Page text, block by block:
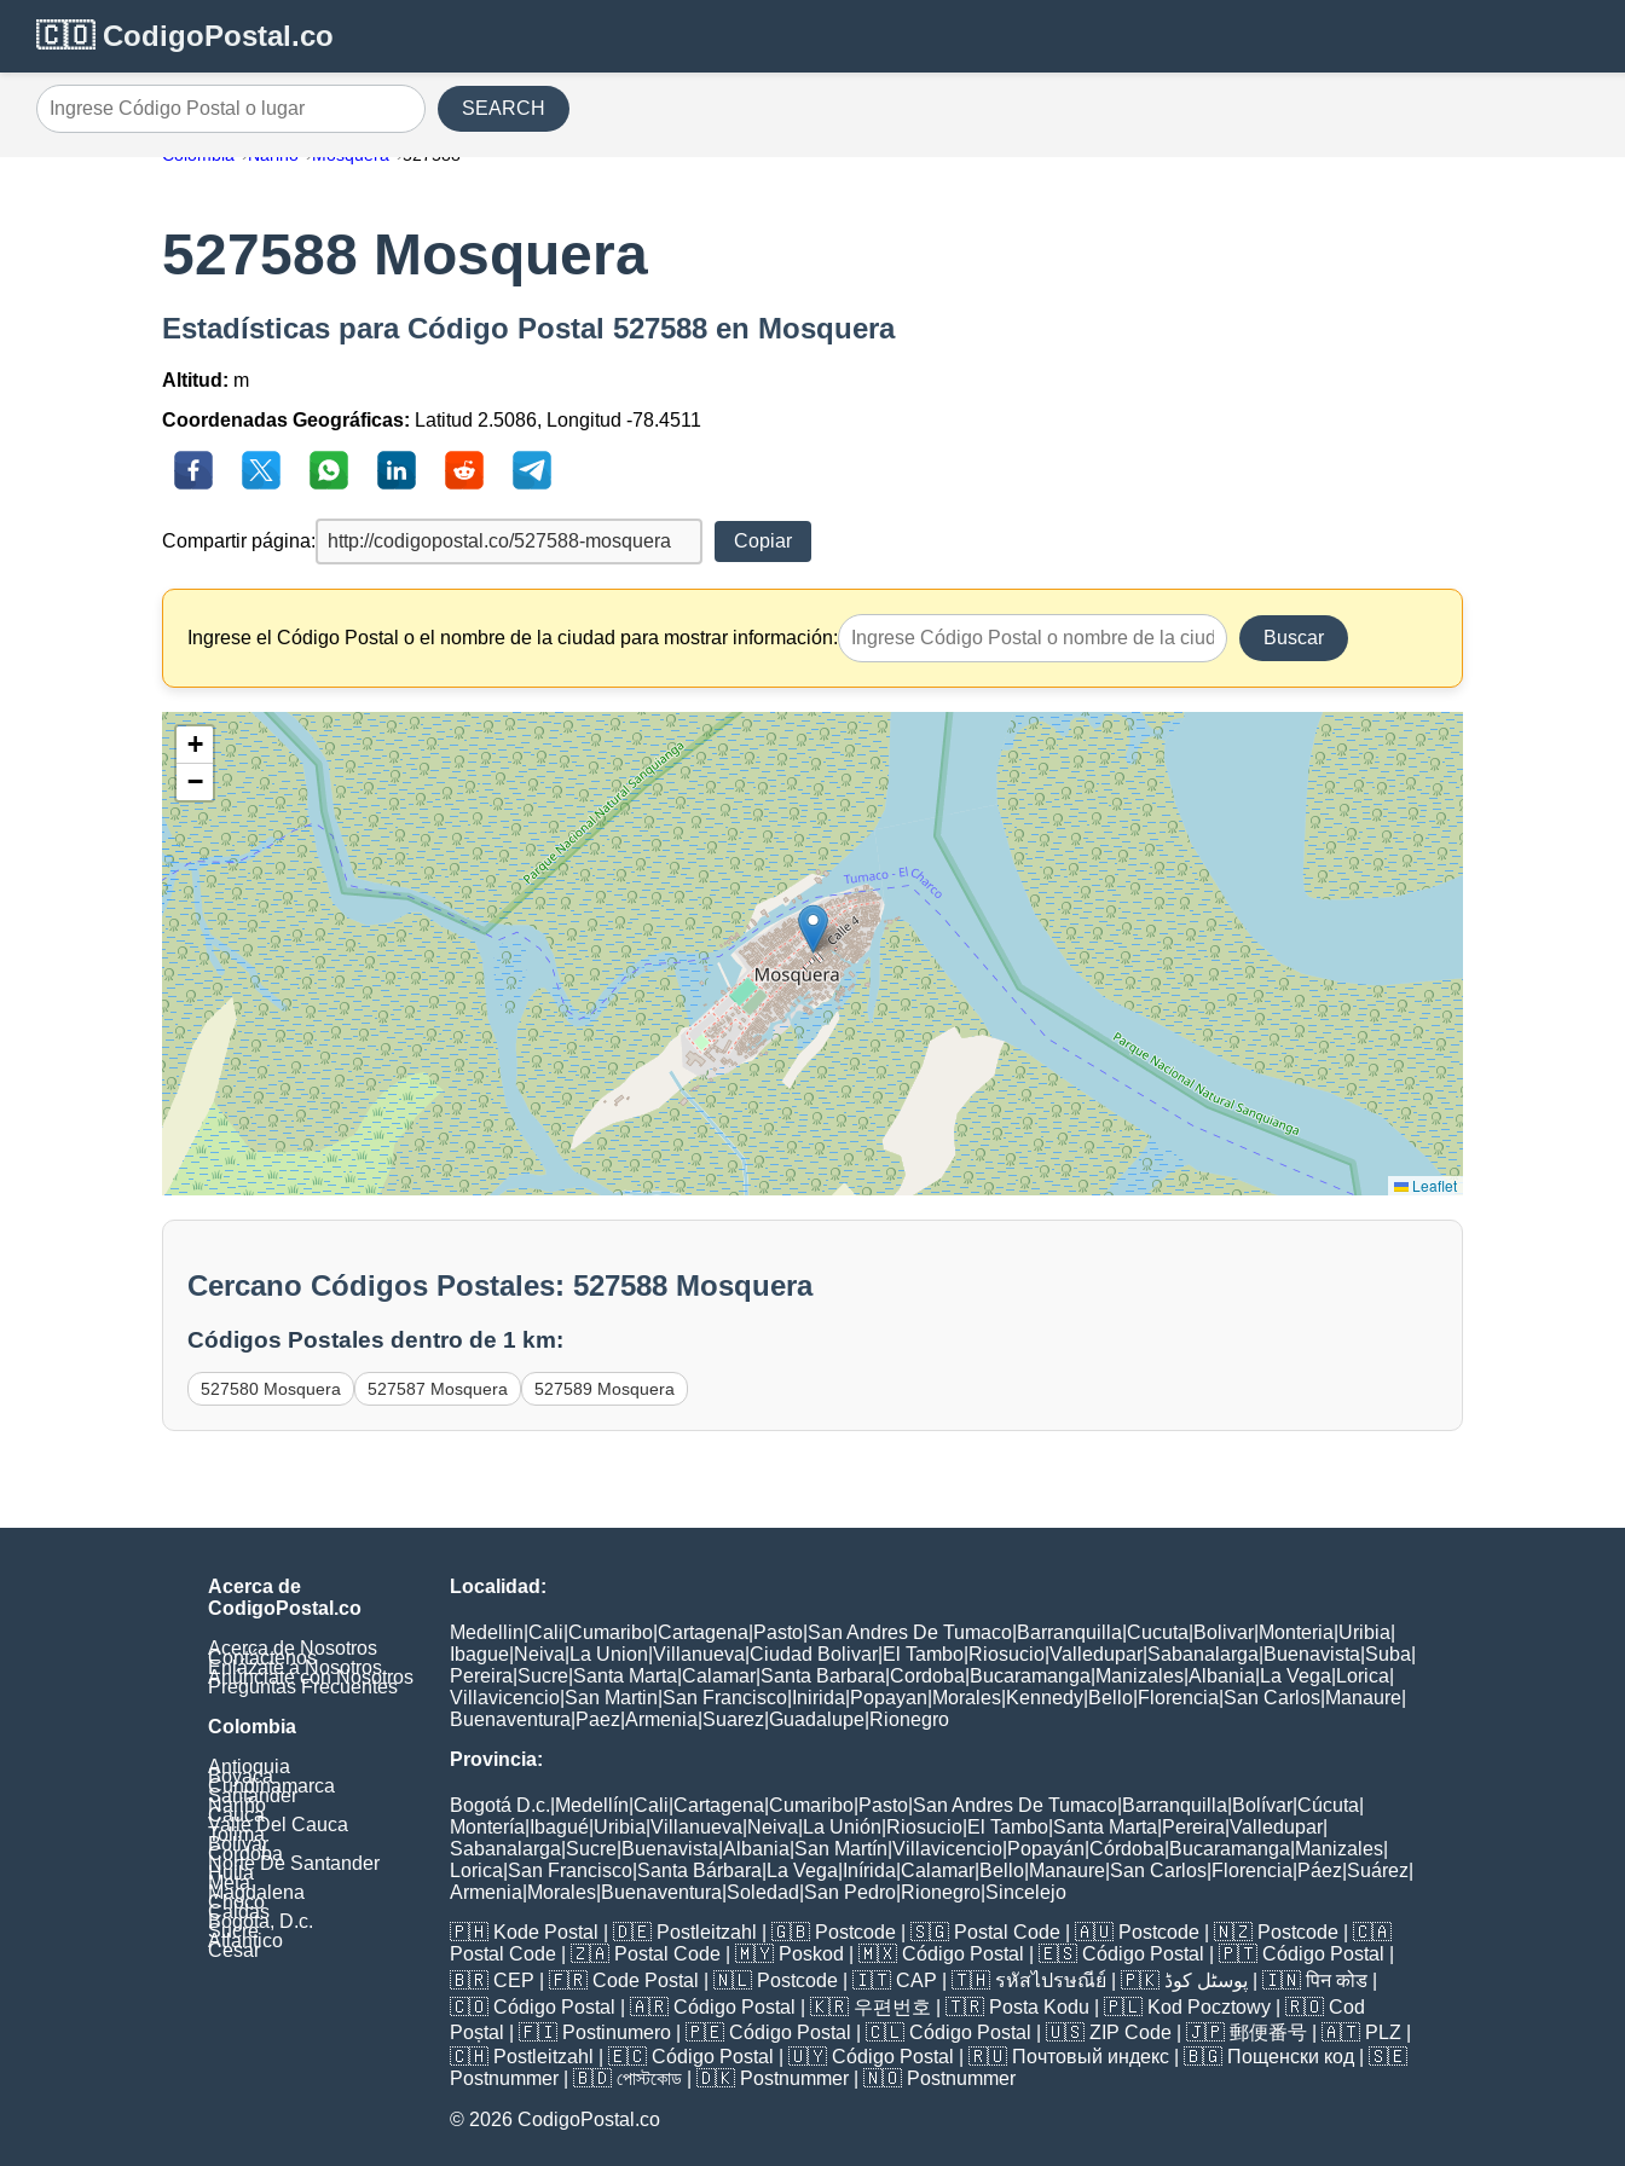
🇨🇴 CodigoPostal.co
Ingrese Código Postal o lugar SEARCH
Colombia Nariño Mosquera 527588
527588 Mosquera
Estadísticas para Código Postal 527588 en Mosquera
Altitud: m
Coordenadas Geográficas: Latitud 2.5086, Longitud -78.4511
Compartir página: Copiar
Ingrese el Código Postal o el nombre de la ciudad para mostrar información: Buscar
+
−
Leaflet
Cercano Códigos Postales: 527588 Mosquera
Códigos Postales dentro de 1 km:
527580 Mosquera 527587 Mosquera 527589 Mosquera
Acerca de
CodigoPostal.co
Acerca de Nosotros
Contáctenos
Enlázate a Nosotros
Anúnciate con Nosotros
Preguntas Frecuentes
Colombia
Antioquia
Boyaca
Cundinamarca
Santander
Nariño
Cauca
Valle Del Cauca
Tolima
Bolivar
Cordoba
Norte De Santander
Huila
Meta
Magdalena
Choco
Caldas
Bogota, D.c.
Sucre
Atlantico
Cesar
Localidad:
Medellin Cali Cumaribo Cartagena Pasto San Andres De Tumaco Barranquilla Cucuta Bolivar Monteria Uribia
Ibague Neiva La Union Villanueva Ciudad Bolivar El Tambo Riosucio Valledupar Sabanalarga Buenavista Suba
Pereira Sucre Santa Marta Calamar Santa Barbara Cordoba Bucaramanga Manizales Albania La Vega Lorica
Villavicencio San Martin San Francisco Inirida Popayan Morales Kennedy Bello Florencia San Carlos Manaure
Buenaventura Paez Armenia Suarez Guadalupe Rionegro
Provincia:
Bogotá D.c. Medellín Cali Cartagena Cumaribo Pasto San Andres De Tumaco Barranquilla Bolívar Cúcuta
Montería
Ibagué Uribia Villanueva Neiva La Unión Riosucio El Tambo Santa Marta Pereira Valledupar
Sabanalarga Sucre Buenavista Albania San Martín Villavicencio Popayán Córdoba Bucaramanga Manizales
Lorica San Francisco Santa Bárbara La Vega Inírida Calamar Bello Manaure San Carlos Florencia Páez Suárez
Armenia Morales Buenaventura Soledad San Pedro Rionegro Sincelejo
🇵🇭 Kode Postal | 🇩🇪 Postleitzahl | 🇬🇧 Postcode | 🇸🇬 Postal Code | 🇦🇺 Postcode | 🇳🇿 Postcode | 🇨🇦
Postal Code | 🇿🇦 Postal Code | 🇲🇾 Poskod | 🇲🇽 Código Postal | 🇪🇸 Código Postal | 🇵🇹 Código Postal
🇧🇷 CEP | 🇫🇷 Code Postal | 🇳🇱 Postcode | 🇮🇹 CAP | 🇹🇭 รหัสไปรษณีย์ | 🇵🇰 پوسٹل کوڈ | 🇮🇳पिन कोड
🇨🇴 Código Postal | 🇦🇷 Código Postal | 🇰🇷 우편번호 | 🇹🇷 Posta Kodu | 🇵🇱 Kod Pocztowy | 🇷🇴 Cod
Poștal
| 🇫🇮 Postinumero | 🇵🇪 Código Postal | 🇨🇱 Código Postal | 🇺🇸 ZIP Code | 🇯🇵 郵便番号 | 🇦🇹 PLZ
🇨🇭 Postleitzahl | 🇪🇨 Código Postal | 🇺🇾 Código Postal | 🇷🇺 Почтовый индекс | 🇧🇬 Пощенски код | 🇸🇪
Postnummer | 🇧🇩 পোস্টকোড | 🇩🇰 Postnummer | 🇳🇴 Postnummer
© 2026 CodigoPostal.co